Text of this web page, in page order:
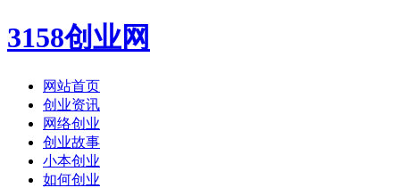
3158创业网
网站首页
创业资讯
网络创业
创业故事
小本创业
如何创业